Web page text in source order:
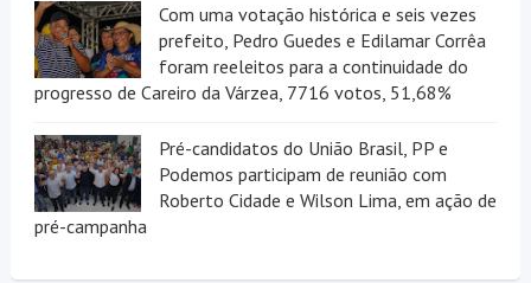
Com uma votação histórica e seis vezes
prefeito, Pedro Guedes e Edilamar Corrêa
foram reeleitos para a continuidade do
progresso de Careiro da Várzea, 7716 votos, 51,68%
Pré-candidatos do União Brasil, PP e
Podemos participam de reunião com
Roberto Cidade e Wilson Lima, em ação de
pré-campanha